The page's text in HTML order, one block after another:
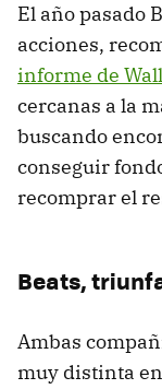
El año pasado
acciones,
informe de
cercanas a la
buscando
conseguir
recomprar el
Beats,
Ambas
muy distinta